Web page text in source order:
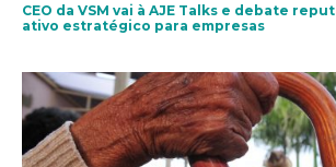
CEO da VSM vai à AJE Talks e debate
ativo estratégico para empresas